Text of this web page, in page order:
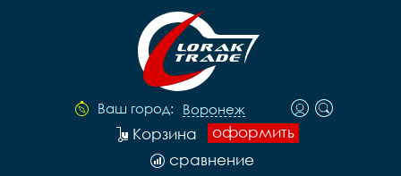
Ваш город: Воронеж
оформить
Корзина
сравнение